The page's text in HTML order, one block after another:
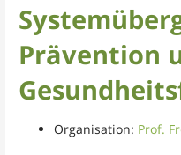
Prävention
Organisation: Prof.